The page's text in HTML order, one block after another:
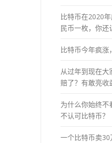
比特币在2020
民币一枚，你还
比特币今年疯涨
从过年到现在
赔了？有敢亮收
为什么你始终不
不认可比特币？
一个比特币卖